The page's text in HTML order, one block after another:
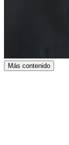
Más contenido